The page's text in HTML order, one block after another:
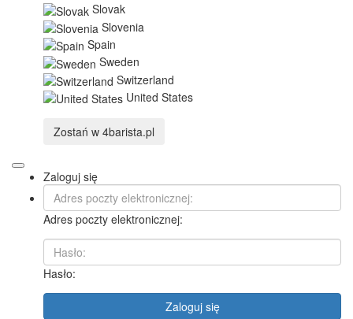
Slovak
Slovenia
Spain
Sweden
Switzerland
United States
Zostań w 4barista.pl
Zaloguj się
Adres poczty elektronicznej:
Hasło:
Zaloguj się